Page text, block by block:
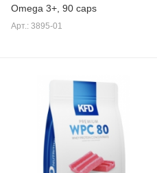
Omega 3+, 90 caps
Арт.: 3895-01